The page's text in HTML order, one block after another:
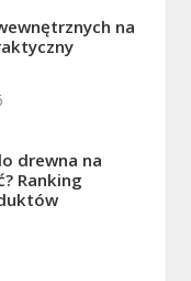
na
drewna na
Ranking